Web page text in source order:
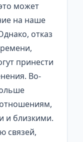
может
на наше
отказ
принести
Во-
и близкими.
связей,